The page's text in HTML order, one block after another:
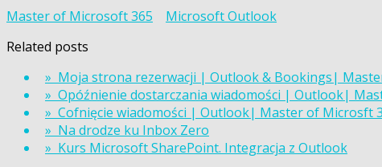
Master of Microsoft 365
Microsoft Outlook
Related posts
» Moja strona rezerwacji | Outlook & Bookings|
» Opóźnienie dostarczania wiadomości | Outlook|
» Cofnięcie wiadomości | Outlook| Master of Microsft
» Na drodze ku Inbox Zero
» Kurs Microsoft SharePoint. Integracja z Outlook